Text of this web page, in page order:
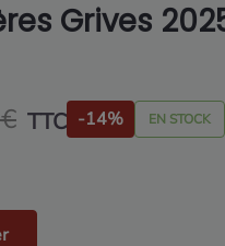
Grives
TTC -14% EN STOCK